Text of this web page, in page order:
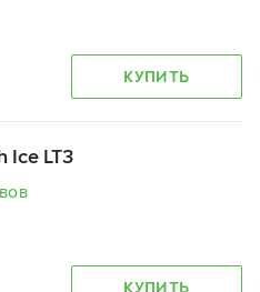
КУПИТЬ
Ice LT3
КУПИТЬ